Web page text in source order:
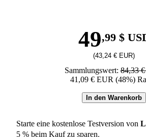
49,99 $
(43,24 € EUR)
Sammlungswert:84,33
41,09 € EUR (48%)
In den Warenkorb
Starte eine kostenlose Testversion von
5 % beim Kauf zu sparen.